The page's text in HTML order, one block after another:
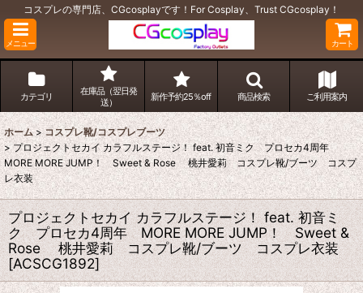
コスプレの専門店、CGcosplayです！For Cosplay、Trust CGcosplay！
メニュー カート
カテゴリ
在庫品（翌日発
送）
新作予約25％off 商品検索 ご利用案内
ホーム > コスプレ靴/コスプレブーツ
> プロジェクトセカイ カラフルステージ！ feat. 初音ミク プロセカ4周年
MORE MORE JUMP！ Sweet & Rose 桃井愛莉 コスプレ靴/ブーツ コスプ
レ衣装
プロジェクトセカイ カラフルステージ！ feat. 初音ミ
ク プロセカ4周年 MORE MORE JUMP！ Sweet &
Rose 桃井愛莉 コスプレ靴/ブーツ コスプレ衣装
[ACSCG1892]